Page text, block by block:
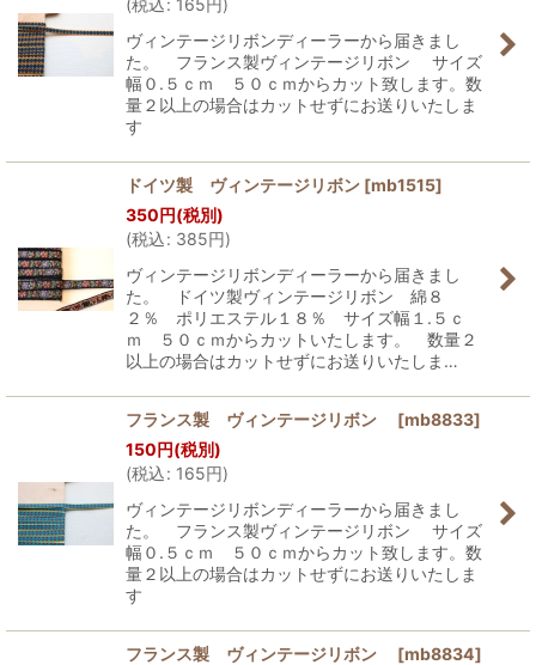
(税込: 165円)
ヴィンテージリボンディーラーから届きまし
た。 フランス製ヴィンテージリボン サイズ
幅０.５ｃｍ ５０ｃｍからカット致します。数
量２以上の場合はカットせずにお送りいたしま
す
ドイツ製 ヴィンテージリボン [mb1515]
350円(税別)
(税込: 385円)
ヴィンテージリボンディーラーから届きまし
た。 ドイツ製ヴィンテージリボン 綿８
２％ ポリエステル１８％ サイズ幅１.５ｃ
ｍ ５０ｃｍからカットいたします。 数量２
以上の場合はカットせずにお送りいたしま…
フランス製 ヴィンテージリボン [mb8833]
150円(税別)
(税込: 165円)
ヴィンテージリボンディーラーから届きまし
た。 フランス製ヴィンテージリボン サイズ
幅０.５ｃｍ ５０ｃｍからカット致します。数
量２以上の場合はカットせずにお送りいたしま
す
フランス製 ヴィンテージリボン [mb8834]